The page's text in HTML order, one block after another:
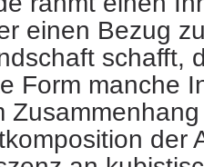
einen Bezug
schafft,
Form manche
der